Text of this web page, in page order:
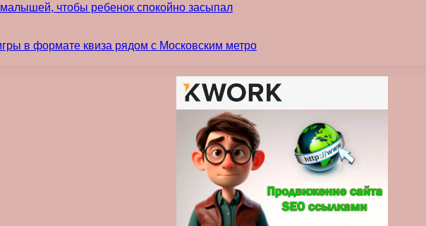
чтобы ребенок спокойно засыпал
в формате квиза рядом с Московским метро